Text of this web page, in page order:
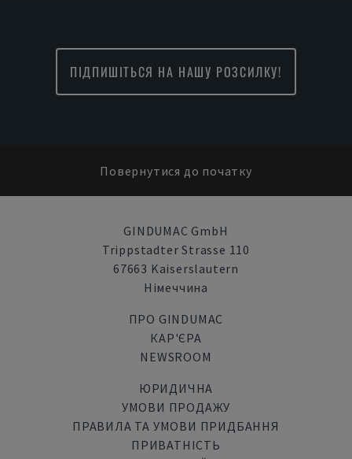
ПІДПИШІТЬСЯ НА НАШУ РОЗСИЛКУ!
Повернутися до початку
GINDUMAC GmbH
Trippstadter Strasse 110
67663 Kaiserslautern
Німеччина
ПРО GINDUMAC
КАР'ЄРА
NEWSROOM
ЮРИДИЧНА
УМОВИ ПРОДАЖУ
ПРАВИЛА ТА УМОВИ ПРИДБАННЯ
ПРИВАТНІСТЬ